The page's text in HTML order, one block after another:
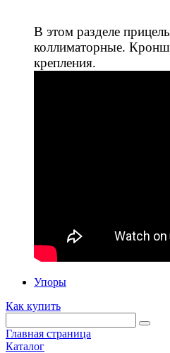
В этом разделе
коллиматорные.
крепления.
Упоры
Как купить
Главная страница
Каталог